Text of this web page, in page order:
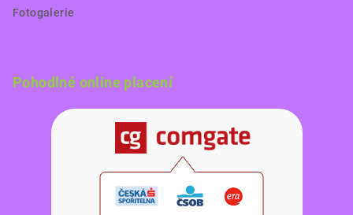
Fotogalerie
Pohodlné online placení